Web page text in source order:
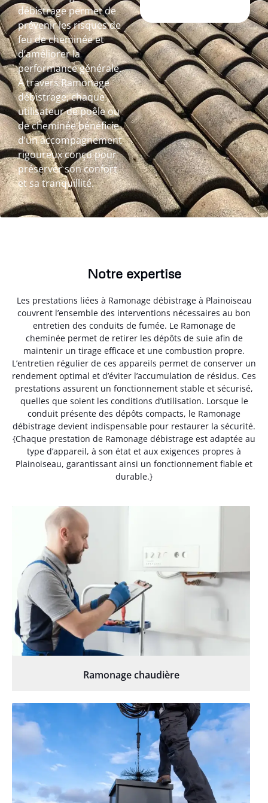
débistrage permet de
prévenir les risques de
feu de cheminée et
d’améliorer la
performance générale.
À travers Ramonage
débistrage, chaque
utilisateur de poêle ou
de cheminée bénéficie
d’un accompagnement
rigoureux conçu pour
préserver son confort
et sa tranquillité.
Notre expertise
Les prestations liées à Ramonage débistrage à Plainoiseau
couvrent l’ensemble des interventions nécessaires au bon
entretien des conduits de fumée. Le Ramonage de
cheminée permet de retirer les dépôts de suie afin de
maintenir un tirage efficace et une combustion propre.
L’entretien régulier de ces appareils permet de conserver un
rendement optimal et d’éviter l’accumulation de résidus. Ces
prestations assurent un fonctionnement stable et sécurisé,
quelles que soient les conditions d’utilisation. Lorsque le
conduit présente des dépôts compacts, le Ramonage
débistrage devient indispensable pour restaurer la sécurité.
{Chaque prestation de Ramonage débistrage est adaptée au
type d’appareil, à son état et aux exigences propres à
Plainoiseau, garantissant ainsi un fonctionnement fiable et
durable.}
Ramonage chaudière